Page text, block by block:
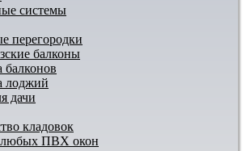
системы
перегородки
балконы
балконов
лоджий
дачи
кладовок
любых ПВХ окон